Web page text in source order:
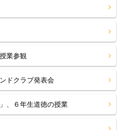
業参観
ドクラブ発表会
、６年生道徳の授業